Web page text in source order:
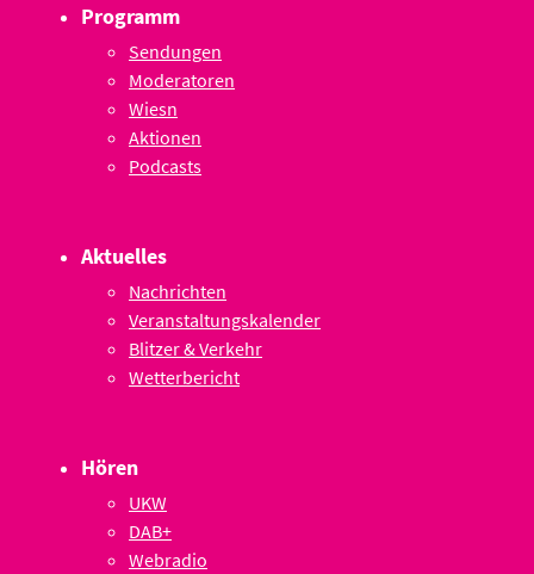
Programm
Sendungen
Moderatoren
Wiesn
Aktionen
Podcasts
Aktuelles
Nachrichten
Veranstaltungskalender
Blitzer & Verkehr
Wetterbericht
Hören
UKW
DAB+
Webradio